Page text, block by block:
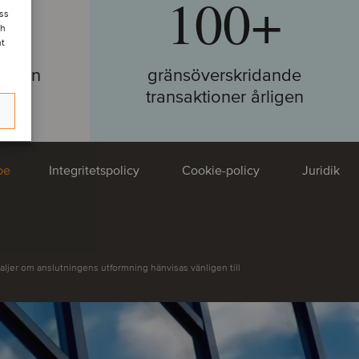
100+
gränsöverskridande
transaktioner årligen
deals and market
med Erik Bentschap Knook, delägare och
Mark van Rijn, medgrundare och managing
Integritetspolicy Cookie-policy Juridik
om anslutningens utformning hänvisas vänligen till